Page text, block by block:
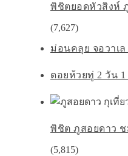
พิชิตยอดหัวสิงห์
(7,627)
ม่อนคลุย จอวาเ
ดอยห้วยทู่ 2 วัน
พิชิต ภูสอยดาว
(5,815)